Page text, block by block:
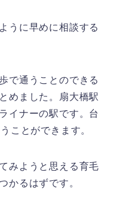
うに早めに相談する
で通うことのできる
めました。扇大橋駅
イナーの駅です。台
ことができます。
みようと思える育毛
かるはずです。